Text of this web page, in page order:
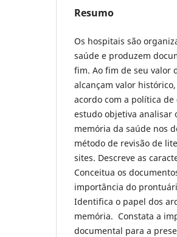
Resumo
Os hospitais são
saúde e produzem
fim. Ao fim de seu valor
alcançam valor
acordo com a política
estudo objetiva analisar
memória da saúde nos
método de revisão de
sites. Descreve as
Conceitua os
importância do
Identifica o papel dos
memória. Constata a
documental para a